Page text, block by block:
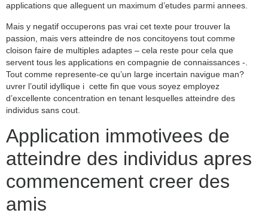
applications que alleguent un maximum d’etudes parmi annees.
Mais y negatif occuperons pas vrai cet texte pour trouver la
passion, mais vers atteindre de nos concitoyens tout comme
cloison faire de multiples adaptes – cela reste pour cela que
servent tous les applications en compagnie de connaissances -.
Tout comme represente-ce qu’un large incertain navigue man?
uvrer l’outil idyllique i cette fin que vous soyez employez
d’excellente concentration en tenant lesquelles atteindre des
individus sans cout.
Application immotivees de
atteindre des individus apres
commencement creer des
amis